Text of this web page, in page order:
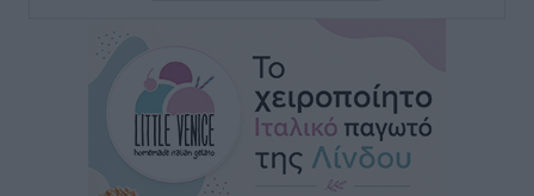
Ειδήσεις πριν 2 ώρες
Στον Ιπποκράτη η Μαρία Βλάχου
• πριν 2 ώρες